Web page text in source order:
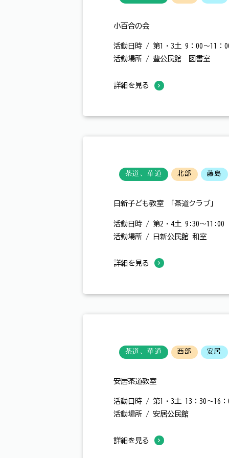
小百合の会
活動日時 / 第1・3土 9：00～11：
活動場所 / 豊公民館 図書室
詳細を見る
茶道、華道 北部 藤島
日新子ども教室 「茶道クラブ」
活動日時 / 第2・4土 9:30～11:00
活動場所 / 日新公民館 和室
詳細を見る
茶道、華道 西部 安居
安居茶道教室
活動日時 / 第1・3土 13：30～16：
活動場所 / 安居公民館
詳細を見る